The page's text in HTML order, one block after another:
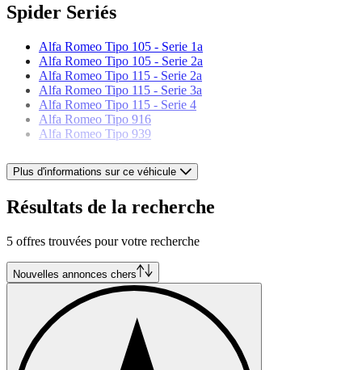
Spider Seriés
Alfa Romeo Tipo 105 - Serie 1a
Alfa Romeo Tipo 105 - Serie 2a
Alfa Romeo Tipo 115 - Serie 2a
Alfa Romeo Tipo 115 - Serie 3a
Alfa Romeo Tipo 115 - Serie 4
Alfa Romeo Tipo 916
Alfa Romeo Tipo 939
Alfa Romeo Modèles
Alfa Romeo 164
Alfa Romeo 1900
Alfa Romeo 2600
Alfa Romeo 6C
Alfa Romeo 75
Alfa Romeo Alfetta
Alfa Romeo Giulia
Alfa Romeo Giulietta
Alfa Romeo GTV
Alfa Romeo Montreal
Alfa Romeo SZ-RZ
Plus d'informations sur ce véhicule
Résultats de la recherche
5 offres trouvées pour votre recherche
Nouvelles annonces chers